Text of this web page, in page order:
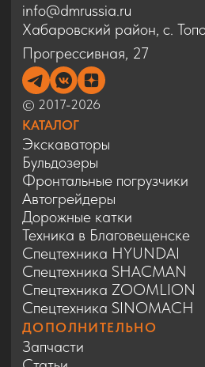
Спецтехника ZOOMLION
Спецтехника SINOMACH
ДОПОЛНИТЕЛЬНО
Запчасти
Статьи
Сервис
Контакты
Карта сайта
Политика конфиденциальности